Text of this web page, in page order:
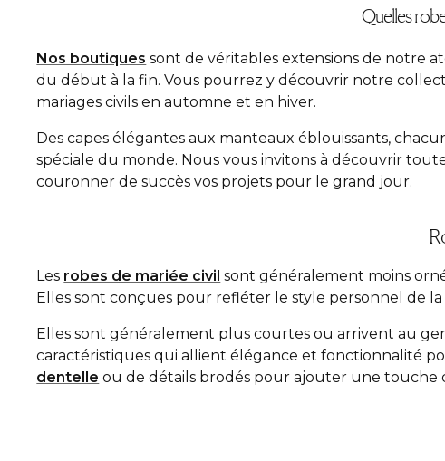
Quelles
Nos boutiques sont de véritables extensions de notre
du début à la fin. Vous pourrez y découvrir notre
mariages civils en automne et en hiver.
Des capes élégantes aux manteaux éblouissants,
spéciale du monde. Nous vous invitons à découvrir
couronner de succès vos projets pour le grand jour.
Les robes de mariée civil sont généralement moins
Elles sont conçues pour refléter le style personnel de
Elles sont généralement plus courtes ou arrivent au
caractéristiques qui allient élégance et fonctionnalité
dentelle ou de détails brodés pour ajouter une touche